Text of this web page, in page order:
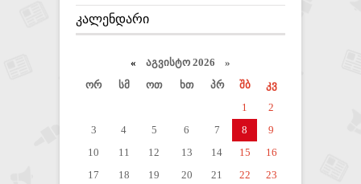
ᲙᲐᲚᲔᲜᲓᲐᲠᲘ
« აგვისტო 2026 »
ორ
სმ ოთ ხთ პრ შბ
კვ
1
2
3
4 5 6 7 8
9
10
11 12 13 14 15
16
17
18 19 20 21 22
23